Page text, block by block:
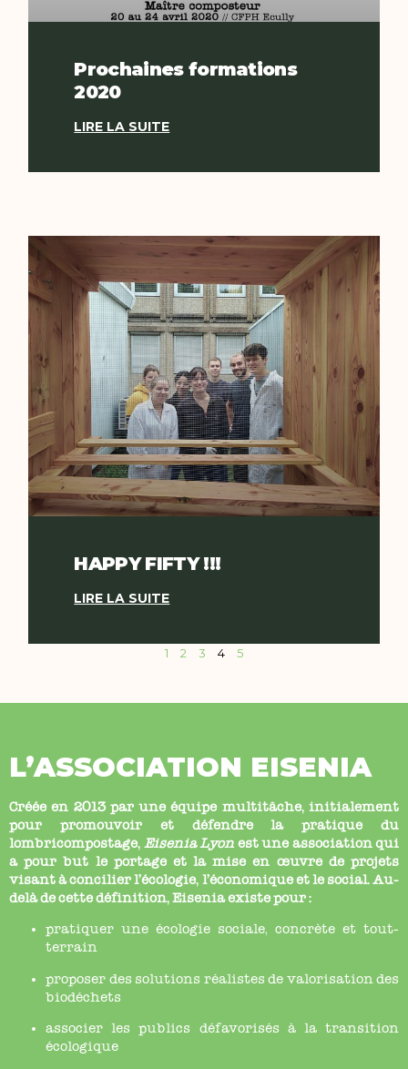
Prochaines formations
2020
LIRE LA SUITE
HAPPY FIFTY !!!
LIRE LA SUITE
1 2 3 4 5
L’ASSOCIATION EISENIA
Créée en 2013 par une équipe multitâche, initialement
pour promouvoir et défendre la pratique du
lombricompostage, Eisenia Lyon est une association qui
a pour but le portage et la mise en œuvre de projets
visant à concilier l’écologie, l’économique et le social. Au-
delà de cette définition, Eisenia existe pour :
pratiquer une écologie sociale, concrète et tout-
terrain
proposer des solutions réalistes de valorisation des
biodéchets
associer les publics défavorisés à la transition
écologique